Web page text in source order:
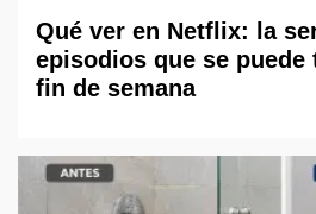
Qué ver en Netflix: la
episodios que se puede
fin de semana